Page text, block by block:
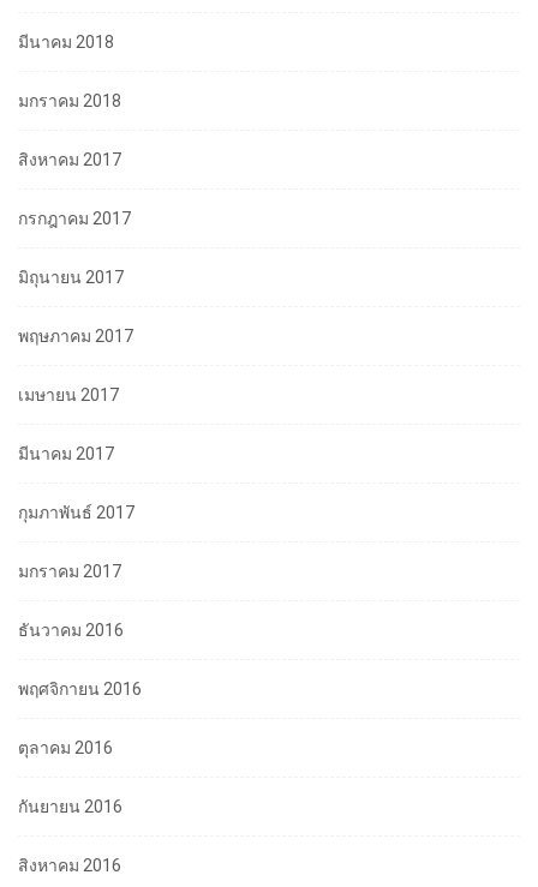
มีนาคม 2018
มกราคม 2018
สิงหาคม 2017
กรกฎาคม 2017
มิถุนายน 2017
พฤษภาคม 2017
เมษายน 2017
มีนาคม 2017
กุมภาพันธ์ 2017
มกราคม 2017
ธันวาคม 2016
พฤศจิกายน 2016
ตุลาคม 2016
กันยายน 2016
สิงหาคม 2016